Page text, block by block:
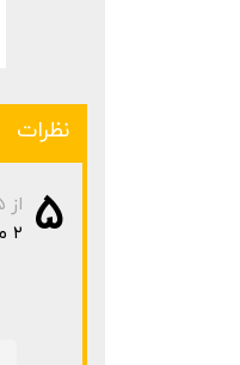
نظرات
۵ از ۵
۲ مشارکت کننده